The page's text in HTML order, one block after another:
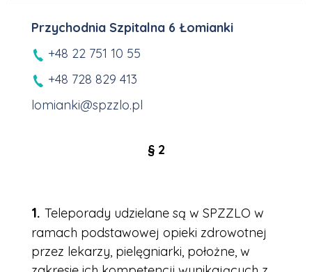
Przychodnia Szpitalna 6 Łomianki
+48 22 751 10 55
+48 728 829 413
lomianki@spzzlo.pl
§ 2
Teleporady udzielane są w SPZZLO w
ramach podstawowej opieki zdrowotnej
przez lekarzy, pielęgniarki, położne, w